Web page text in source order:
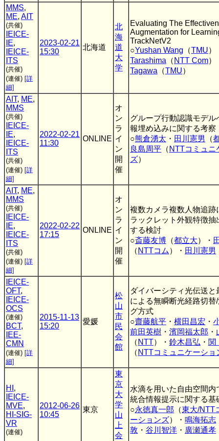
MMS,
ME, AIT
(共催)
IEICE-
IE,
IEICE-
ITS
(共催)
(連催) [詳
細]
2023-02-21
15:30
北海道
北
海
道
大
学
Evaluating The
Augmentation for
TrackNetV2
○Yushan Wang （TMU）
Tarashima （ NTT Com）
Tagawa （TMU）
AIT, ME,
MMS
(共催)
IEICE-
IE,
IEICE-
ITS
(共催)
(連催) [詳
細]
2022-02-21
11:30
ONLINE
オ
ン
ラ
イ
ン
開
催
グループ行動認識モデル
報埋め込みに関する考察
○熊倉湧太 ・ 田川憲男 （
良島周平 （ NTTコミュニ
ズ）
AIT, ME,
MMS
(共催)
IEICE-
IE,
IEICE-
ITS
(共催)
(連催) [詳
細]
2022-02-22
17:15
ONLINE
オ
ン
ラ
イ
ン
開
催
複数カメラ複数人物追跡
ラックレット外観特徴抽
する検討
○斎藤友博 （都立大）・
（ NTTコム ）・ 田川憲男
IEICE-
OFT,
IEICE-
OCS
(連催)
BCT,
IEE-
CMN
(連催) [詳
細]
2015-11-13
15:20
愛媛
松
山
市
民
会
館
ダイバーシティ光伝送と
による無瞬断光経路切替
グ方式
○齋藤航平 ・ 横田昌宏 ・
前田英樹 ・ 濱岡福太郎 ・
（ NTT）・ 鈴木昌弘 ・
（ NTTコミュニケーショ
HI ,
IEICE-
MVE,
HI-SIG-
VR
(連催)
2012-06-26
10:45
東京
東
京
大
学
山
上
会
水滴を用いた自由空間内
統合情報提示に関する基
○永徳真一郎 （東大/NTT
ーションズ）・ 鳴海拓志
敦 ・ 谷川智洋 ・ 廣瀬通孝